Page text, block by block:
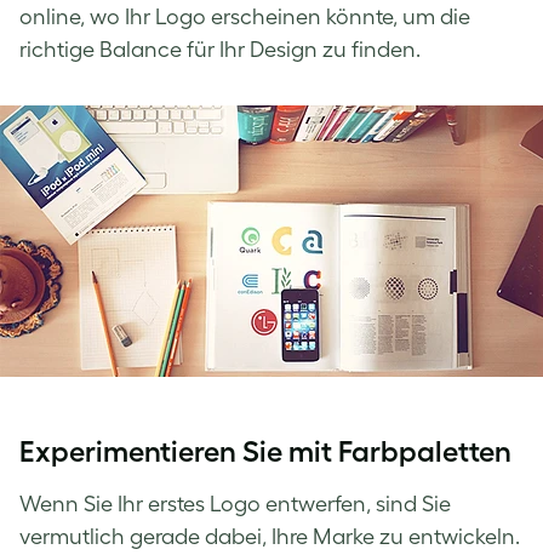
online, wo Ihr Logo erscheinen könnte, um die
richtige Balance für Ihr Design zu finden.
Experimentieren Sie mit Farbpaletten
Wenn Sie Ihr erstes Logo entwerfen, sind Sie
vermutlich gerade dabei, Ihre Marke zu entwickeln.